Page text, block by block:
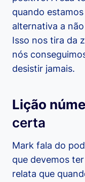
quando
alternativa a
Isso nos tira da
nós
desistir jamais.
Lição
certa
Mark fala do
que devemos
relata que